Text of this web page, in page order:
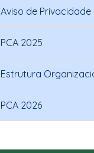
Aviso de Privacidade
PCA 2025
Estrutura
PCA 2026